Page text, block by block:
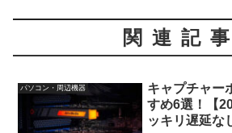
関連記事
パソコン・周辺機器
キャプチャー
すめ6選！【
ッキリ遅延な